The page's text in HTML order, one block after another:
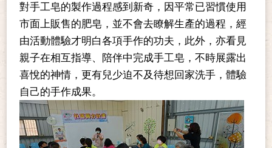
對手工皂的製作過程感到新奇，因平常已習慣使用
市面上販售的肥皂，並不會去瞭解生產的過程，經
由活動體驗才明白各項手作的功夫，此外，亦看見
親子在相互指導、陪伴中完成手工皂，不時展露出
喜悅的神情，更有兒少迫不及待想回家洗手，體驗
自己的手作成果。